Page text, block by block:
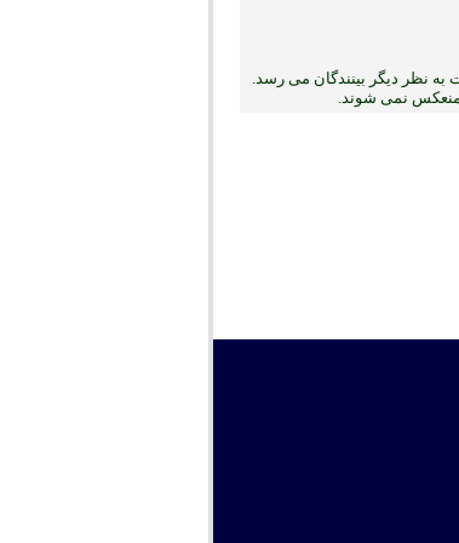
نظر دیگر بینندگان می رسد.
منعکس نمی ‏شوند.